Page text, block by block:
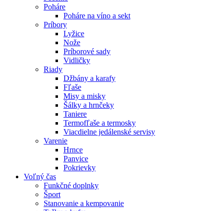
Poháre
Poháre na víno a sekt
Príbory
Lyžice
Nože
Príborové sady
Vidličky
Riady
Džbány a karafy
Fľaše
Misy a misky
Šálky a hrnčeky
Taniere
Termofľaše a termosky
Viacdielne jedálenské servisy
Varenie
Hrnce
Panvice
Pokrievky
Voľný čas
Funkčné doplnky
Šport
Stanovanie a kempovanie